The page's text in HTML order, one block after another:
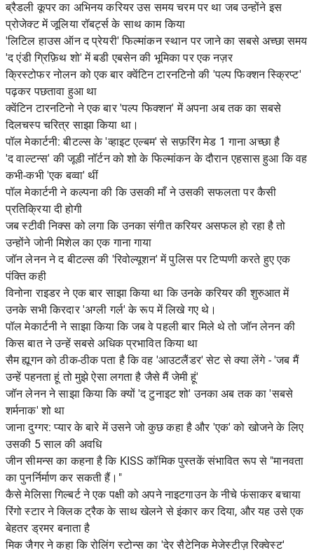
ब्रैडली कूपर का अभिनय करियर उस समय चरम पर था जब उन्होंने इस
प्रोजेक्ट में जूलिया रॉबर्ट्स के साथ काम किया
'लिटिल हाउस ऑन द प्रेयरी' फिल्मांकन स्थान पर जाने का सबसे अच्छा समय
'द एंडी ग्रिफ़िथ शो' में बडी एबसेन की भूमिका पर एक नज़र
क्रिस्टोफर नोलन को एक बार क्वेंटिन टारनटिनो की 'पल्प फिक्शन स्क्रिप्ट'
पढ़कर पछतावा हुआ था
क्वेंटिन टारनटिनो ने एक बार 'पल्प फिक्शन' में अपना अब तक का सबसे
दिलचस्प चरित्र साझा किया था।
पॉल मेकार्टनी: बीटल्स के 'व्हाइट एल्बम' से सफ़रिंग मेड 1 गाना अच्छा है
'द वाल्टन्स' की जूडी नॉर्टन को शो के फिल्मांकन के दौरान एहसास हुआ कि वह
कभी-कभी 'एक बव्वा' थीं
पॉल मेकार्टनी ने कल्पना की कि उसकी माँ ने उसकी सफलता पर कैसी
प्रतिक्रिया दी होगी
जब स्टीवी निक्स को लगा कि उनका संगीत करियर असफल हो रहा है तो
उन्होंने जोनी मिशेल का एक गाना गाया
जॉन लेनन ने द बीटल्स की 'रिवोल्यूशन' में पुलिस पर टिप्पणी करते हुए एक
पंक्ति कही
विनोना राइडर ने एक बार साझा किया था कि उनके करियर की शुरुआत में
उनके सभी किरदार 'अग्ली गर्ल' के रूप में लिखे गए थे।
पॉल मेकार्टनी ने साझा किया कि जब वे पहली बार मिले थे तो जॉन लेनन की
किस बात ने उन्हें सबसे अधिक प्रभावित किया था
सैम ह्यूगन को ठीक-ठीक पता है कि वह 'आउटलैंडर' सेट से क्या लेंगे - 'जब मैं
उन्हें पहनता हूं तो मुझे ऐसा लगता है जैसे मैं जेमी हूं'
जॉन लेनन ने साझा किया कि क्यों 'द टुनाइट शो' उनका अब तक का 'सबसे
शर्मनाक' शो था
जाना दुग्गर: प्यार के बारे में उसने जो कुछ कहा है और 'एक' को खोजने के लिए
उसकी 5 साल की अवधि
जीन सीमन्स का कहना है कि KISS कॉमिक पुस्तकें संभावित रूप से "मानवता
का पुनर्निर्माण कर सकती हैं।"
कैसे मेलिसा गिल्बर्ट ने एक पक्षी को अपने नाइटगाउन के नीचे फंसाकर बचाया
रिंगो स्टार ने क्लिक ट्रैक के साथ खेलने से इंकार कर दिया, और यह उसे एक
बेहतर ड्रमर बनाता है
मिक जैगर ने कहा कि रोलिंग स्टोन्स का 'देर सैटेनिक मेजेस्टीज़ रिक्वेस्ट'